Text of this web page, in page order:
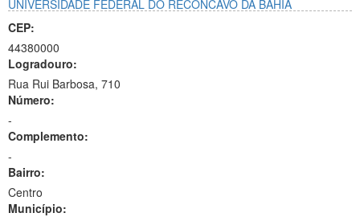
UNIVERSIDADE FEDERAL DO RECÔNCAVO DA BAHIA
CEP:
44380000
Logradouro:
Rua Rui Barbosa, 710
Número:
-
Complemento:
-
Bairro:
Centro
Município: